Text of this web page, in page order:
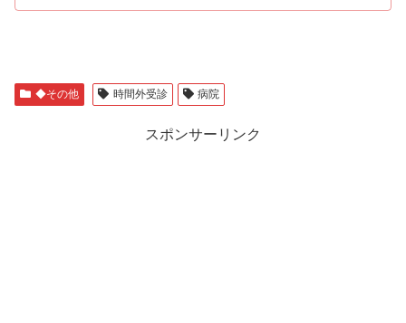
◆その他 時間外受診 病院
スポンサーリンク